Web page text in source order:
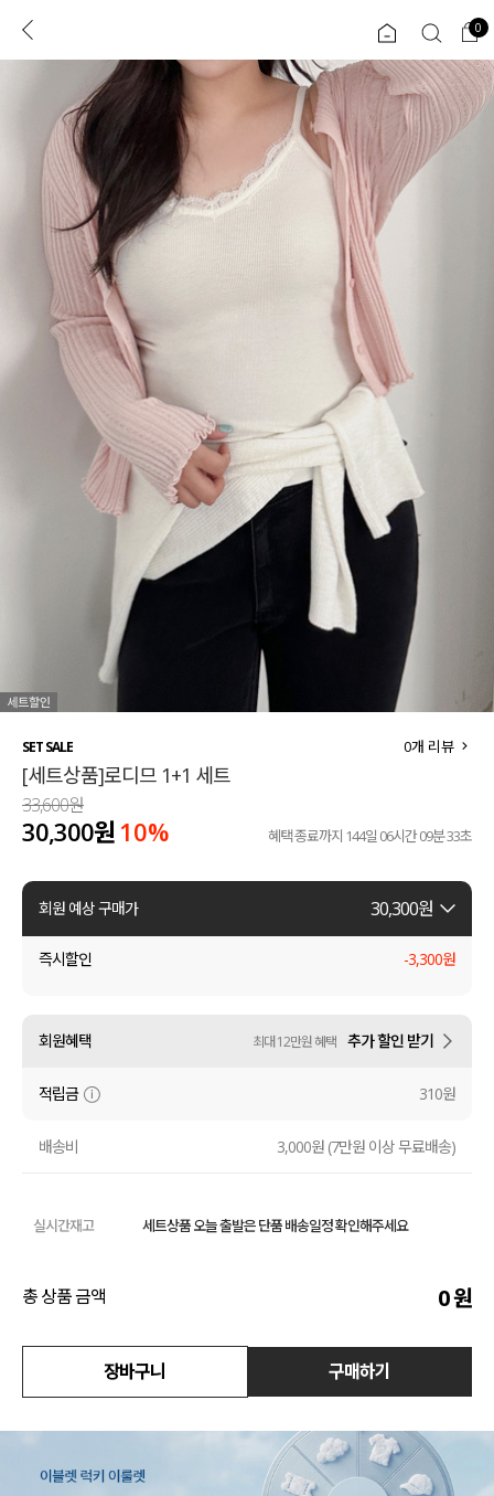
로그인 0
ENG
TW
JP
콘텐츠 리뷰 & 혜택 플러스핏 회원혜택
CATEGORY COMMUNITY
도착보장⚡
인플루언서 pick!
신상 5%
티셔츠
팬츠
셔츠
원피스
수영복
아우터
코디템
FIT ZOOM
익스클루시브
티셔츠
니트
블라우스
스커트
ACC
0
SET SALE
[세트상품]로디므 1+1 세트
0개 리뷰
33,600원
30,300원 10% 혜택 종료까지 144일 06시간 09분 32초
회원 예상 구매가 30,300원
즉시할인 -3,300원
회원혜택 최대 12만원 혜택 추가 할인 받기
적립금 310원
배송비 3,000원 (7만원 이상 무료배송)
실시간재고 세트상품 오늘 출발은 단품 배송일정 확인해주세요
총 상품 금액 0원
장바구니 구매하기